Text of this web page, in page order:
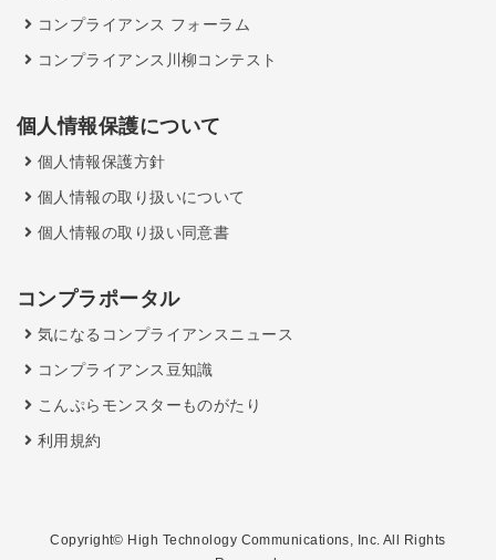
コンプライアンス フォーラム
コンプライアンス川柳コンテスト
個人情報保護について
個人情報保護方針
個人情報の取り扱いについて
個人情報の取り扱い同意書
コンプラポータル
気になるコンプライアンスニュース
コンプライアンス豆知識
こんぷらモンスターものがたり
利用規約
Copyright© High Technology Communications, Inc. All Rights